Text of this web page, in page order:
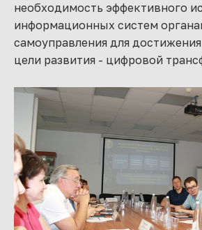
необходимость эффективного
информационных систем
самоуправления для
цели развития - цифровой